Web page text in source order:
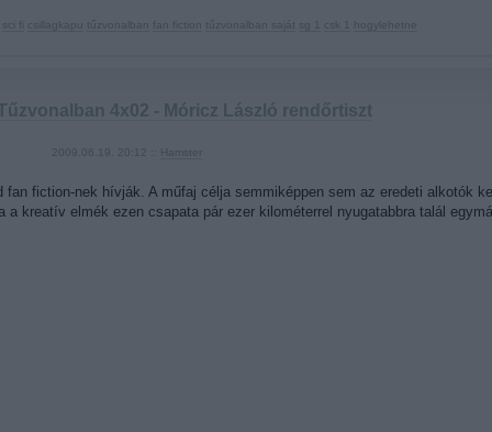
sci fi tűzvonalban fan fiction tűzvonalban saját
4x02 - Móricz László rendőrtiszt
2009.06.19. 20:12 :: Hamster
fiction-nek hívják. A műfaj célja semmiképpen sem az eredeti alkotók
kreatív elmék ezen csapata pár ezer kilométerrel nyugatabbra talál